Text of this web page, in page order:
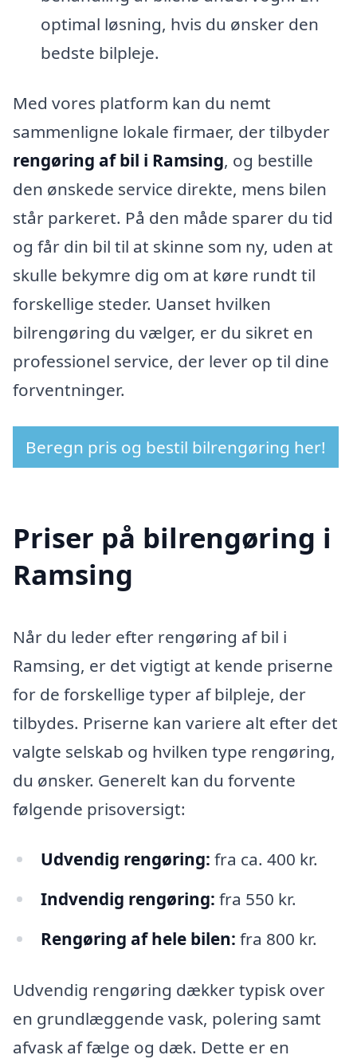
optimal løsning, hvis du ønsker den
bedste bilpleje.
Med vores platform kan du nemt
sammenligne lokale firmaer, der tilbyder
rengøring af bil i Ramsing, og bestille
den ønskede service direkte, mens bilen
står parkeret. På den måde sparer du tid
og får din bil til at skinne som ny, uden at
skulle bekymre dig om at køre rundt til
forskellige steder. Uanset hvilken
bilrengøring du vælger, er du sikret en
professionel service, der lever op til dine
forventninger.
Beregn pris og bestil bilrengøring her!
Priser på bilrengøring i
Ramsing
Når du leder efter rengøring af bil i
Ramsing, er det vigtigt at kende priserne
for de forskellige typer af bilpleje, der
tilbydes. Priserne kan variere alt efter det
valgte selskab og hvilken type rengøring,
du ønsker. Generelt kan du forvente
følgende prisoversigt:
Udvendig rengøring: fra ca. 400 kr.
Indvendig rengøring: fra 550 kr.
Rengøring af hele bilen: fra 800 kr.
Udvendig rengøring dækker typisk over
en grundlæggende vask, polering samt
afvask af fælge og dæk. Dette er en